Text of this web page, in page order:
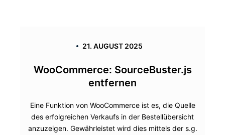
21. AUGUST 2025
WooCommerce: SourceBuster.js
entfernen
Eine Funktion von WooCommerce ist es, die Quelle
des erfolgreichen Verkaufs in der Bestellübersicht
anzuzeigen. Gewährleistet wird dies mittels der s.g.